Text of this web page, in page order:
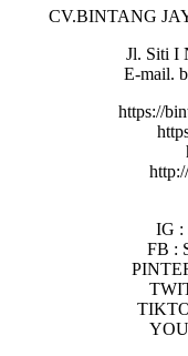
CV.BINTANG
Jl. Siti I
E-mail.
https://
IG :
FB :